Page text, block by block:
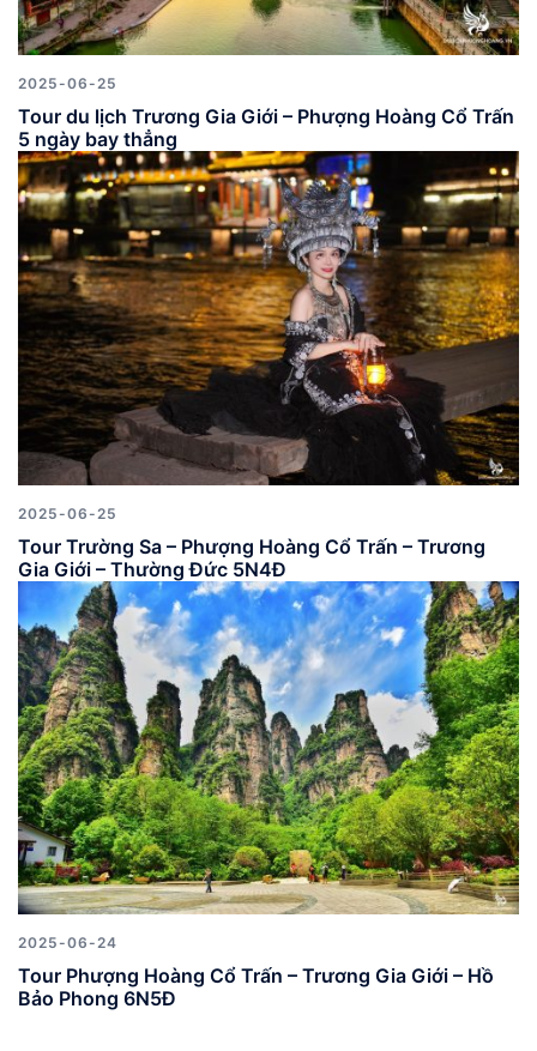
2025-06-25
Tour du lịch Trương Gia Giới – Phượng Hoàng Cổ Trấn
5 ngày bay thẳng
2025-06-25
Tour Trường Sa – Phượng Hoàng Cổ Trấn – Trương
Gia Giới – Thường Đức 5N4Đ
2025-06-24
Tour Phượng Hoàng Cổ Trấn – Trương Gia Giới – Hồ
Bảo Phong 6N5Đ